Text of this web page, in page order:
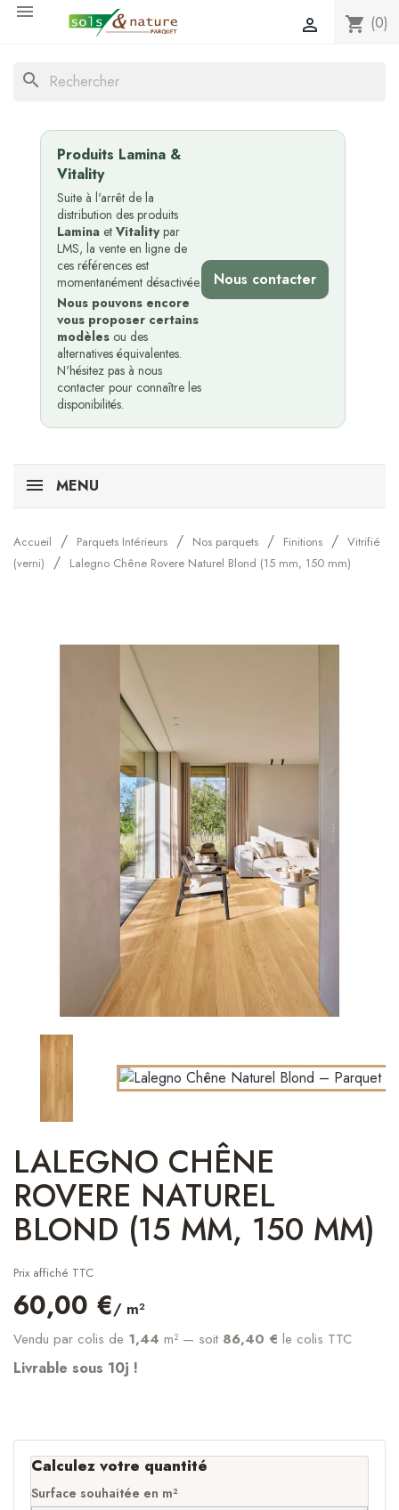

shopping_cart (0)

search
Produits Lamina &
Vitality
Suite à l'arrêt de la
distribution des produits
Lamina et Vitalitypar
LMS, la vente en ligne de
ces références est
momentanément désactivée.
Nous pouvons encore
vous proposer certains
modèles ou des
alternatives équivalentes.
N'hésitez pas à nous
contacter pour connaître les
disponibilités.
Nous contacter
MENU
Accueil Parquets Intérieurs Nos parquets Finitions
Vitrifié
(verni)
Lalegno Chêne Rovere Naturel Blond (15 mm, 150 mm)
LALEGNO CHÊNE
ROVERE NATUREL
BLOND (15 MM, 150 MM)
Prix affiché TTC
60,00 €/ m²
Vendu par colis de 1,44 m² — soit 86,40 € le colis TTC
Livrable sous 10j !
Calculez votre quantité
Surface souhaitée en m²